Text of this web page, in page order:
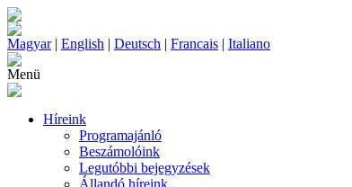
Magyar| English | Deutsch | Francais | Italiano
Menü
Híreink
Programajánló
Beszámolóink
Legutóbbi bejegyzések
Állandó híreink